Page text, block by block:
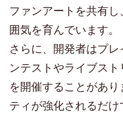
ファンアートを共有
囲気を育んでいます。
さらに、開発者はプ
ンテストやライブス
を開催することがあ
ティが強化されるだ